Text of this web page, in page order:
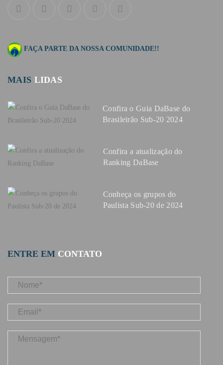
FAÇA PARTE DA NOSSA COMUNIDADE!!
MAIS LIDAS
Confira o Guia DaBase do
Brasileirão Sub-20 2024
Confira a atualização do
Ranking DaBase
Conheça os grupos do
Paulista Sub-20 de 2024
ENTRE EM CONTATO